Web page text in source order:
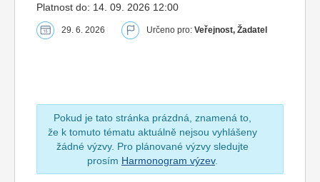
Platnost do: 14. 09. 2026 12:00
29. 6. 2026 Určeno pro: Veřejnost, Žadatel
Pokud je tato stránka prázdná, znamená to,
že k tomuto tématu aktuálně nejsou vyhlášeny
žádné výzvy. Pro plánované výzvy sledujte
prosím Harmonogram výzev.